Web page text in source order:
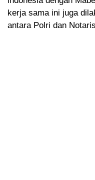
kerja sama ini juga
antara Polri dan